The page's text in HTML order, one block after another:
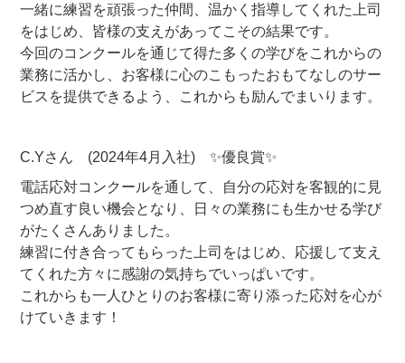
一緒に練習を頑張った仲間、温かく指導してくれた上司
をはじめ、皆様の支えがあってこその結果です。
今回のコンクールを通じて得た多くの学びをこれからの
業務に活かし、お客様に心のこもったおもてなしのサー
ビスを提供できるよう、これからも励んでまいります。
C.Yさん (2024年4月入社) ✨優良賞✨
電話応対コンクールを通して、自分の応対を客観的に見
つめ直す良い機会となり、日々の業務にも生かせる学び
がたくさんありました。
練習に付き合ってもらった上司をはじめ、応援して支え
てくれた方々に感謝の気持ちでいっぱいです。
これからも一人ひとりのお客様に寄り添った応対を心が
けていきます！